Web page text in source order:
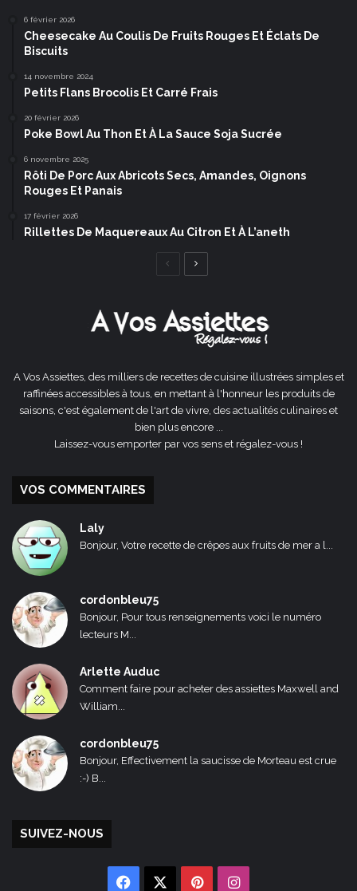
6 février 2026
Cheesecake Au Coulis De Fruits Rouges Et Éclats De
Biscuits
14 novembre 2024
Petits Flans Brocolis Et Carré Frais
20 février 2026
Poke Bowl Au Thon Et À La Sauce Soja Sucrée
6 novembre 2025
Rôti De Porc Aux Abricots Secs, Amandes, Oignons
Rouges Et Panais
17 février 2026
Rillettes De Maquereaux Au Citron Et À L’aneth
Page
A Vos Assiettes, des milliers de recettes de cuisine illustrées simples et
raffinées accessibles à tous, en mettant à l'honneur les produits de
saisons, c'est également de l'art de vivre, des actualités culinaires et
bien plus encore ...
Laissez-vous emporter par vos sens et régalez-vous !
VOS COMMENTAIRES
Laly
Bonjour, Votre recette de crêpes aux fruits de mer a l...
cordonbleu75
Bonjour, Pour tous renseignements voici le numéro
lecteurs M...
Arlette Auduc
Comment faire pour acheter des assiettes Maxwell and
William...
cordonbleu75
Bonjour, Effectivement la saucisse de Morteau est crue
:-) B...
SUIVEZ-NOUS
Facebook PinterestInstagram